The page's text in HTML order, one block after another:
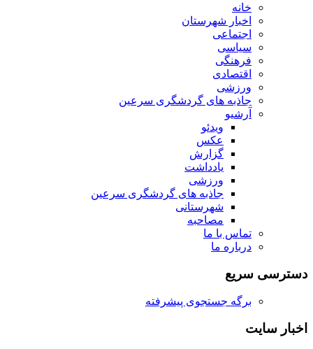
خانه
اخبار شهرستان
اجتماعی
سیاسی
فرهنگی
اقتصادی
ورزشی
جاذبه های گردشگری سرعین
آرشیو
ویدئو
عکس
گزارش
یادداشت
ورزشی
جاذبه های گردشگری سرعین
شهرستانی
مصاحبه
تماس با ما
درباره ما
دسترسی سریع
برگه جستجوی پیشرفته
اخبار سایت